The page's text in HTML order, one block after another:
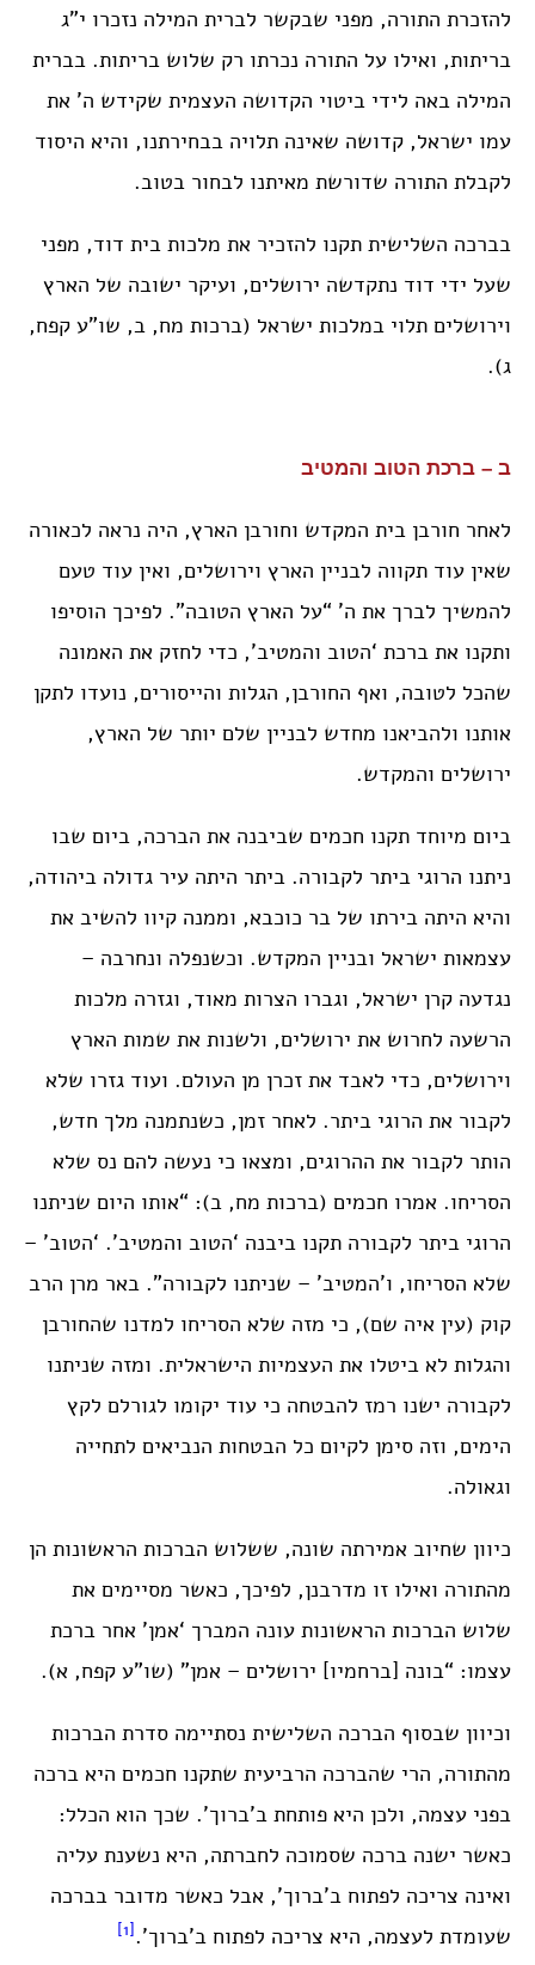
להזכרת התורה, מפני שבקשר לברית המילה נזכרו י”ג
בריתות, ואילו על התורה נכרתו רק שלוש בריתות. בברית
המילה באה לידי ביטוי הקדושה העצמית שקידש ה’ את
עמו ישראל, קדושה שאינה תלויה בבחירתנו, והיא היסוד
לקבלת התורה שדורשת מאיתנו לבחור בטוב.
בברכה השלישית תקנו להזכיר את מלכות בית דוד, מפני
שעל ידי דוד נתקדשה ירושלים, ועיקר ישובה של הארץ
וירושלים תלוי במלכות ישראל (ברכות מח, ב, שו”ע קפח,
ג).
ב – ברכת הטוב והמטיב
לאחר חורבן בית המקדש וחורבן הארץ, היה נראה לכאורה
שאין עוד תקווה לבניין הארץ וירושלים, ואין עוד טעם
להמשיך לברך את ה’ “על הארץ הטובה”. לפיכך הוסיפו
ותקנו את ברכת ‘הטוב והמטיב’, כדי לחזק את האמונה
שהכל לטובה, ואף החורבן, הגלות והייסורים, נועדו לתקן
אותנו ולהביאנו מחדש לבניין שלם יותר של הארץ,
ירושלים והמקדש.
ביום מיוחד תקנו חכמים שביבנה את הברכה, ביום שבו
ניתנו הרוגי ביתר לקבורה. ביתר היתה עיר גדולה ביהודה,
והיא היתה בירתו של בר כוכבא, וממנה קיוו להשיב את
עצמאות ישראל ובניין המקדש. וכשנפלה ונחרבה –
נגדעה קרן ישראל, וגברו הצרות מאוד, וגזרה מלכות
הרשעה לחרוש את ירושלים, ולשנות את שמות הארץ
וירושלים, כדי לאבד את זכרן מן העולם. ועוד גזרו שלא
לקבור את הרוגי ביתר. לאחר זמן, כשנתמנה מלך חדש,
הותר לקבור את ההרוגים, ומצאו כי נעשה להם נס שלא
הסריחו. אמרו חכמים (ברכות מח, ב): “אותו היום שניתנו
הרוגי ביתר לקבורה תקנו ביבנה ‘הטוב והמטיב’. ‘הטוב’ –
שלא הסריחו, ו’המטיב’ – שניתנו לקבורה”. באר מרן הרב
קוק (עין איה שם), כי מזה שלא הסריחו למדנו שהחורבן
והגלות לא ביטלו את העצמיות הישראלית. ומזה שניתנו
לקבורה ישנו רמז להבטחה כי עוד יקומו לגורלם לקץ
הימים, וזה סימן לקיום כל הבטחות הנביאים לתחייה
וגאולה.
כיוון שחיוב אמירתה שונה, ששלוש הברכות הראשונות הן
מהתורה ואילו זו מדרבנן, לפיכך, כאשר מסיימים את
שלוש הברכות הראשונות עונה המברך ‘אמן’ אחר ברכת
עצמו: “בונה [ברחמיו] ירושלים – אמן” (שו”ע קפח, א).
וכיוון שבסוף הברכה השלישית נסתיימה סדרת הברכות
מהתורה, הרי שהברכה הרביעית שתקנו חכמים היא ברכה
בפני עצמה, ולכן היא פותחת ב’ברוך’. שכך הוא הכלל:
כאשר ישנה ברכה שסמוכה לחברתה, היא נשענת עליה
ואינה צריכה לפתוח ב’ברוך’, אבל כאשר מדובר בברכה
שעומדת לעצמה, היא צריכה לפתוח ב’ברוך’. [1]